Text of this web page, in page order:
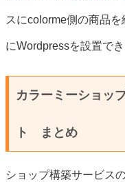
スにcolorme側の商品
にWordpressを設置で
カラーミーショッ
ト まとめ
ショップ構築サービス